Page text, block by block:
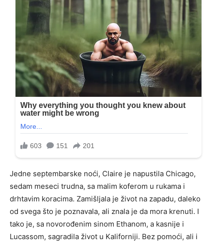
Jedne septembarske noći, Claire je napustila Chicago,
sedam meseci trudna, sa malim koferom u rukama i
drhtavim koracima. Zamišljala je život na zapadu, daleko
od svega što je poznavala, ali znala je da mora krenuti. I
tako je, sa novorođenim sinom Ethanom, a kasnije i
Lucassom, sagradila život u Kaliforniji. Bez pomoći, ali i